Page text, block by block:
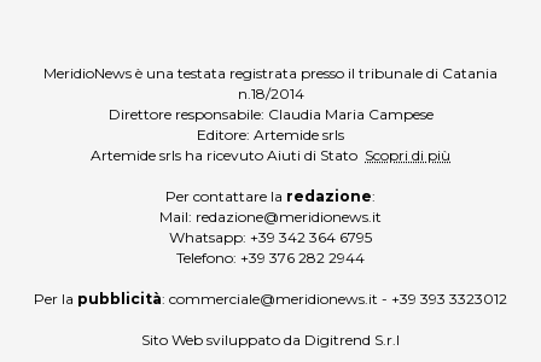
MeridioNews è una testata registrata presso il tribunale di Catania
n.18/2014
Direttore responsabile: Claudia Maria Campese
Editore: Artemide srls
Artemide srls ha ricevuto Aiuti di Stato Scopri di più
Per contattare la redazione:
Mail: redazione@meridionews.it
Whatsapp: +39 342 364 6795
Telefono: +39 376 282 2944
Per la pubblicità: commerciale@meridionews.it - +39 393 3323012
Sito Web sviluppato da Digitrend S.r.l